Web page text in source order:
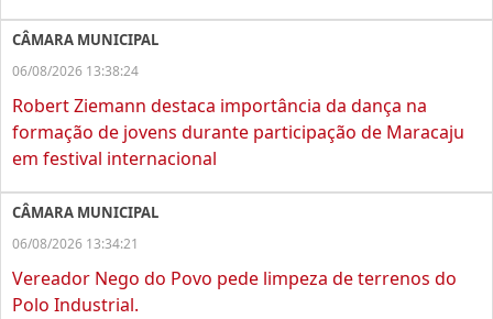
CÂMARA MUNICIPAL
06/08/2026 13:38:24
Robert Ziemann destaca importância da dança na
formação de jovens durante participação de Maracaju
em festival internacional
CÂMARA MUNICIPAL
06/08/2026 13:34:21
Vereador Nego do Povo pede limpeza de terrenos do
Polo Industrial.